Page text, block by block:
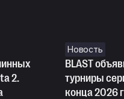
2.
Новость
BLAST
турниры
конца 2026